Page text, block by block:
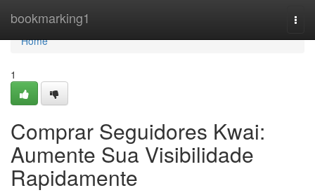
bookmarking1
Home
Home
1
Comprar Seguidores Kwai:
Aumente Sua Visibilidade
Rapidamente